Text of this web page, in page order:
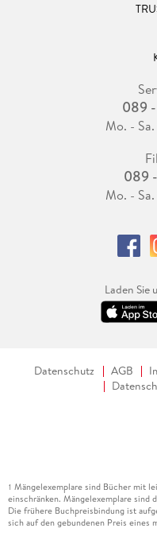
089
Mo. -
089
Mo. -
Laden Sie
Datenschutz AGB
1 Mängelexemplare sind Bücher mit
einschränken. Mängelexemplare sind
Die frühere Buchpreisbindung ist
sich auf den gebundenen Preis eines